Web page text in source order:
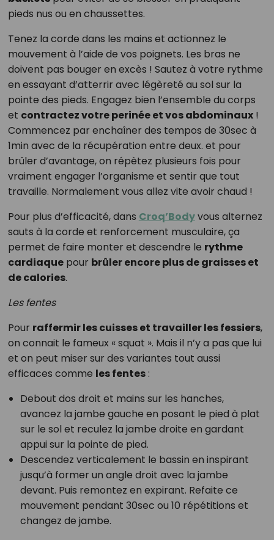
pieds nus ou en chaussettes.
Tenez la corde dans les mains et actionnez le
mouvement à l’aide de vos poignets. Les bras ne
doivent pas bouger en excès ! Sautez à votre rythme
en essayant d’atterrir avec légèreté au sol sur la
pointe des pieds. Engagez bien l’ensemble du corps
et contractez votre perinée et vos abdominaux!
Commencez par enchaîner des tempos de 30sec à
1min avec de la récupération entre deux. et pour
brûler d’avantage, on répètez plusieurs fois pour
vraiment engager l’organisme et sentir que tout
travaille. Normalement vous allez vite avoir chaud !
Pour plus d’efficacité, dans Croq’Bodyvous alternez
sauts à la corde et renforcement musculaire, ça
permet de faire monter et descendre le rythme
cardiaquepour brûler encore plus de graisses et
de calories.
Les fentes
Pour raffermir les cuisses et travailler les fessiers,
on connait le fameux « squat ». Mais il n’y a pas que lui
et on peut miser sur des variantes tout aussi
efficaces comme les fentes:
Debout dos droit et mains sur les hanches,
avancez la jambe gauche en posant le pied à plat
sur le sol et reculez la jambe droite en gardant
appui sur la pointe de pied.
Descendez verticalement le bassin en inspirant
jusqu’à former un angle droit avec la jambe
devant. Puis remontez en expirant. Refaite ce
mouvement pendant 30sec ou 10 répétitions et
changez de jambe.